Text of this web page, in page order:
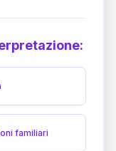
familiari